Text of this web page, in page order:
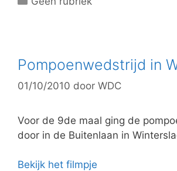
g
r
e
ë
Pompoenwedstrijd in
01/10/2010 door WDC
Voor de 9de maal ging de
door in de Buitenlaan in
Bekijk het filmpje